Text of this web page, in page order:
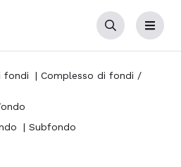
Cerca Menu
fondi
| Complesso di fondi /
| Subfondo